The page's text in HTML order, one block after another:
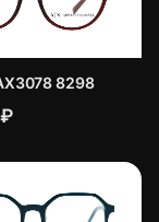
8298